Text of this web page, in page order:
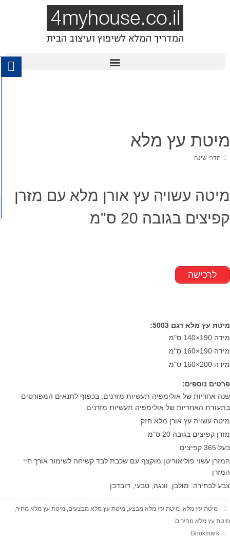
מיטת עץ מלא
חדרי שינה
מיטה עשויה עץ אורן מלא עם ​מזרן
קפיצים בגובה 20 ס"מ
לרכישה
מיטת עץ מלא דגם 5003:
מידה 190×140 ס"מ
מידה 190×160 ס"מ
מידה 200×160 ס"מ
פרטים נוספים:
שנה אחריות של אולימפיה תעשיות מזרנים, בכפוף לתנאים המפורטים
בתעודת האחריות של אולימפיה תעשיות מזרנים
מיטה עשויה עץ אורן מלא חזק
מזרן קפיצים בגובה 20 ס"מ
בעל 365 קפיצים
המזרן עשוי פוליאוריטן מוקצף עם שכבת לבד קשיחה לשימור אורך חיי
המזרן
צבע לבחירה: מולבן, וונגה, טבעי, דובדבן
מיטת עץ מלא, מיטת עץ מלא מבצע, מיטת עץ מלא מבצעים, מיטת עץ מלא מחיר,
מיטת עץ מלא מחירים.
Bookmark
.